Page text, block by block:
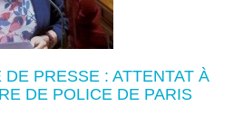
PRESSE : ATTENTAT À
DE POLICE DE PARIS